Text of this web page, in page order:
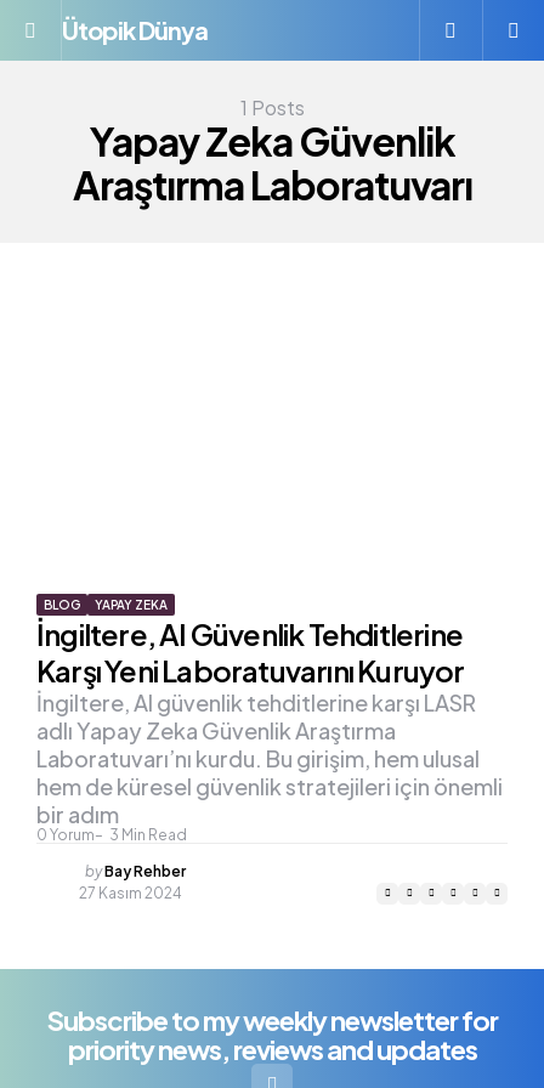
Menü
Ütopik Dünya
1 Posts
Yapay Zeka Güvenlik
Araştırma Laboratuvarı
BLOG YAPAY ZEKA
İngiltere, AI Güvenlik Tehditlerine
Karşı Yeni Laboratuvarını Kuruyor
0 Yorum 3 Min Read
İngiltere, AI güvenlik tehditlerine karşı LASR
adlı Yapay Zeka Güvenlik Araştırma
Laboratuvarı’nı kurdu. Bu girişim, hem ulusal
hem de küresel güvenlik stratejileri için önemli
bir adım
Posted
by
byBay Rehber
27 Kasım 2024
Subscribe to my weekly newsletter for
priority news, reviews and updates